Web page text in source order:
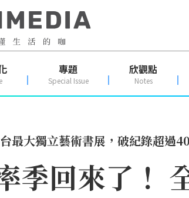
專題
Special Issue
欣觀點
Notes
最大獨立藝術書展，破紀錄超過
季回來了！